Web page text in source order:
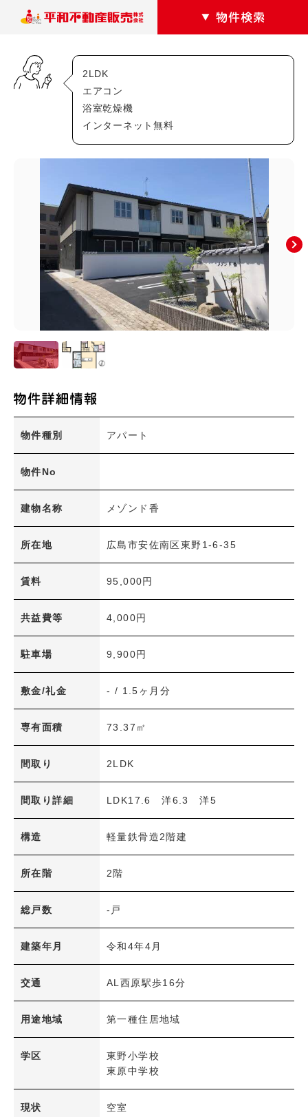
カテゴリー
テナントショップ
エリアから探す
安佐南区
あ行・か行
相田(3) 相田町(0)
大塚西(1) 大塚西町(0)
大塚東町(0)
大町東(10)
祇園(8)
た行
な行
は行
広島市(安佐南区以外)
その他のエリア
絞り込み条件
新着物件
賃料(共益費込)
〜
専有面積
〜
築年数
〜
1R・1K～1LDK 2K～2LDK+S
3K～3LDK+S 4K～4LDK+S
6K以上
交通機関
JR
学区
小学校
ペット可能物件
立地・環境
2LDK
エアコン
浴室乾燥機
インターネット無料
物件種別 アパート
物件No
建物名称 メゾンド香
所在地 広島市安佐南区東野1-6-35
賃料 95,000円
共益費等 4,000円
駐車場 9,900円
敷金/礼金 - / 1.5ヶ月分
専有面積 73.37㎡
間取り 2LDK
間取り詳細 LDK17.6 洋6.3 洋5
構造 軽量鉄骨造2階建
所在階 2階
総戸数 -戸
建築年月 令和4年4月
交通 AL西原駅歩16分
用途地域 第一種住居地域
学区
東野小学校
東原中学校
現状 空室